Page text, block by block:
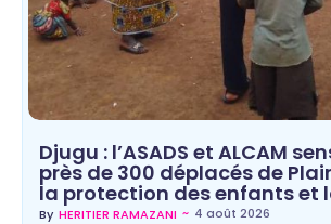
Djugu : l’ASADS et ALCAM
près de 300 déplacés de
la protection des enfants et
By HERITIER RAMAZANI ~ 4 août 2026